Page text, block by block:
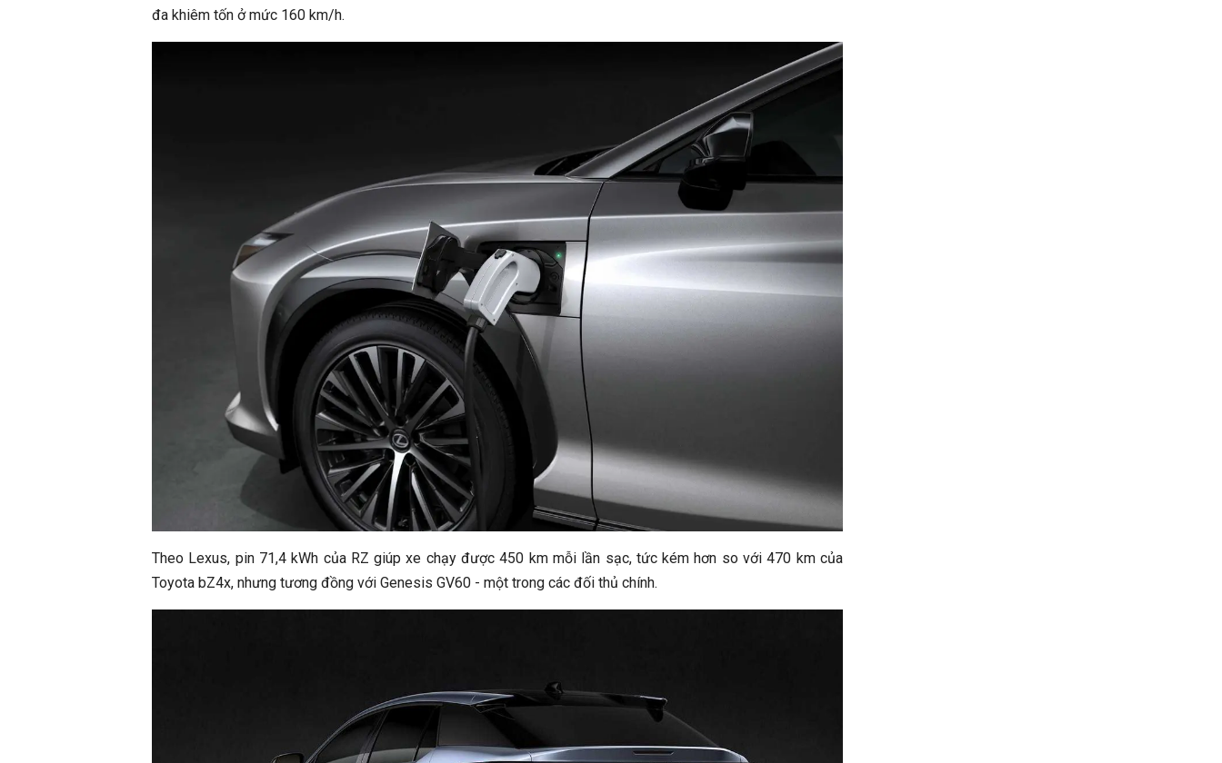
đa khiêm tốn ở mức 160 km/h.
Theo Lexus, pin 71,4 kWh của RZ giúp xe chạy được 450 km mỗi lần sạc, tức kém hơn so với 470 km của
Toyota bZ4x, nhưng tương đồng với Genesis GV60 - một trong các đối thủ chính.